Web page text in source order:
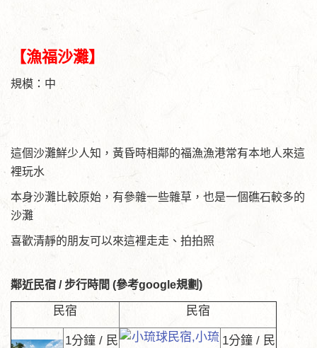
【漁福沙灘】
規模：中
這個沙灘鮮少人知，黃昏時相鄰的福漁漁港常有本地人來這
裡玩水
本身沙灘比較原始，有參雜一些雜草，也是一個礁石較多的
沙灘
喜歡清靜的朋友可以來這裡走走、拍拍照
鄰近民宿 / 步行時間 (參考google規劃)
民宿 民宿
1分鐘 / 民
1分鐘 / 民